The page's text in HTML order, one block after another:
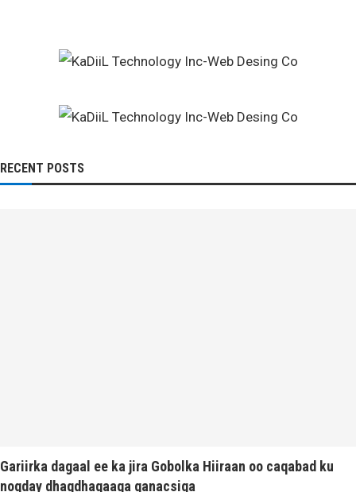
RECENT POSTS
Gariirka dagaal ee ka jira Gobolka Hiiraan oo caqabad ku
noqday dhaqdhaqaaqa ganacsiga